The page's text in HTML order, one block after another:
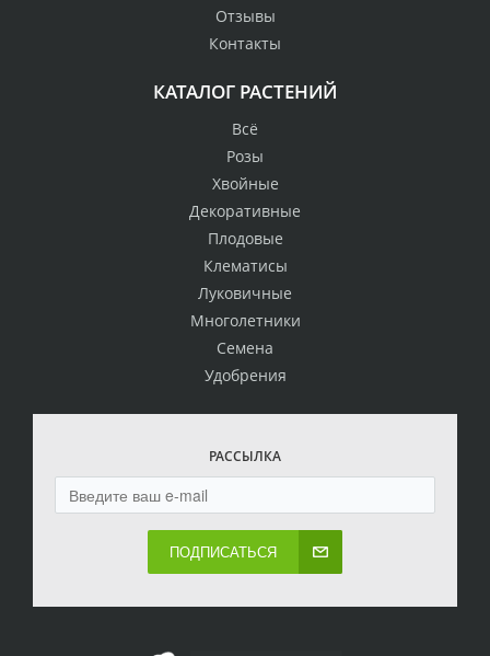
Отзывы
Контакты
КАТАЛОГ РАСТЕНИЙ
Всё
Розы
Хвойные
Декоративные
Плодовые
Клематисы
Луковичные
Многолетники
Семена
Удобрения
РАССЫЛКА
ПОДПИСАТЬСЯ